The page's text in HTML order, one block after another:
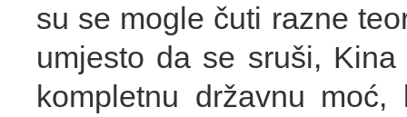
su se mogle čuti razne
umjesto da se sruši,
kompletnu državnu